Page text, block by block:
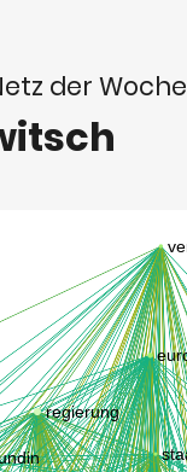
der Woche